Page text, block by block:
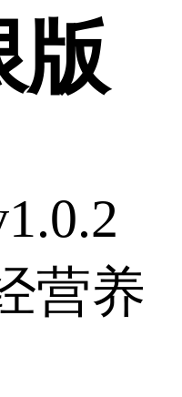
版
营养